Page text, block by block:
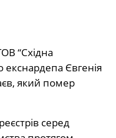
“Східна
екснардепа Євгенія
який помер
серед